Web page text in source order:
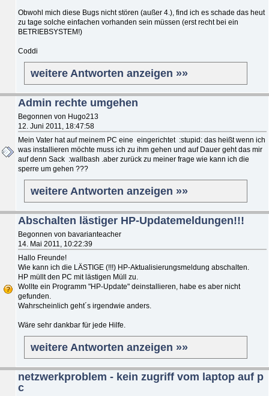
Obwohl mich diese Bugs nicht stören (außer 4.), find ich es schade das heut
zu tage solche einfachen vorhanden sein müssen (erst recht bei ein
BETRIEBSYSTEM!)
Coddi
weitere Antworten anzeigen »»
Admin rechte umgehen
Begonnen von Hugo213
12. Juni 2011, 18:47:58
Mein Vater hat auf meinem PC eine eingerichtet :stupid: das heißt wenn ich
was installieren möchte muss ich zu ihm gehen und auf Dauer geht das mir
auf denn Sack :wallbash .aber zurück zu meiner frage wie kann ich die
sperre um gehen ???
weitere Antworten anzeigen »»
Abschalten lästiger HP-Updatemeldungen!!!
Begonnen von bavarianteacher
14. Mai 2011, 10:22:39
Hallo Freunde!
Wie kann ich die LÄSTIGE (!!!) HP-Aktualisierungsmeldung abschalten.
HP müllt den PC mit lästigen Müll zu.
Wollte ein Programm "HP-Update" deinstallieren, habe es aber nicht
gefunden.
Wahrscheinlich geht´s irgendwie anders.
Wäre sehr dankbar für jede Hilfe.
weitere Antworten anzeigen »»
netzwerkproblem - kein zugriff vom laptop auf p
c